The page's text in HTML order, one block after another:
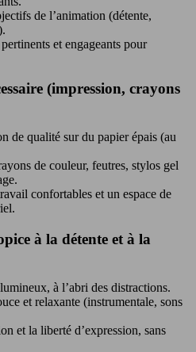
de l’animation (détente,
et engageants pour
(impression, crayons
de qualité sur du papier épais (au
de couleur, feutres, stylos gel
confortables et un espace de
à la détente et à la
à l’abri des distractions.
et relaxante (instrumentale, sons
et la liberté d’expression, sans